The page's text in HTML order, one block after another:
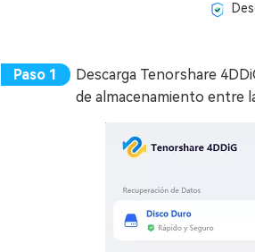
Descarga Tenorshare
de almacenamiento entre